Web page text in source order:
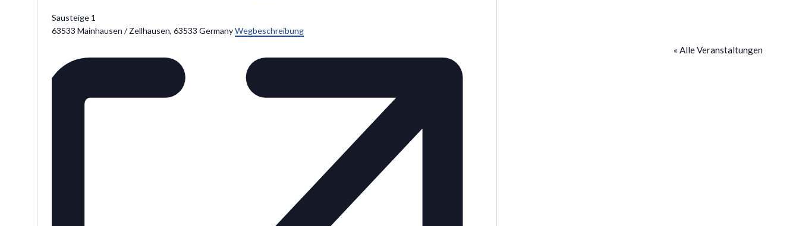
« Alle Veranstaltungen
Sausteige 1
63533 Mainhausen / Zellhausen, 63533 Germany Wegbeschreibung